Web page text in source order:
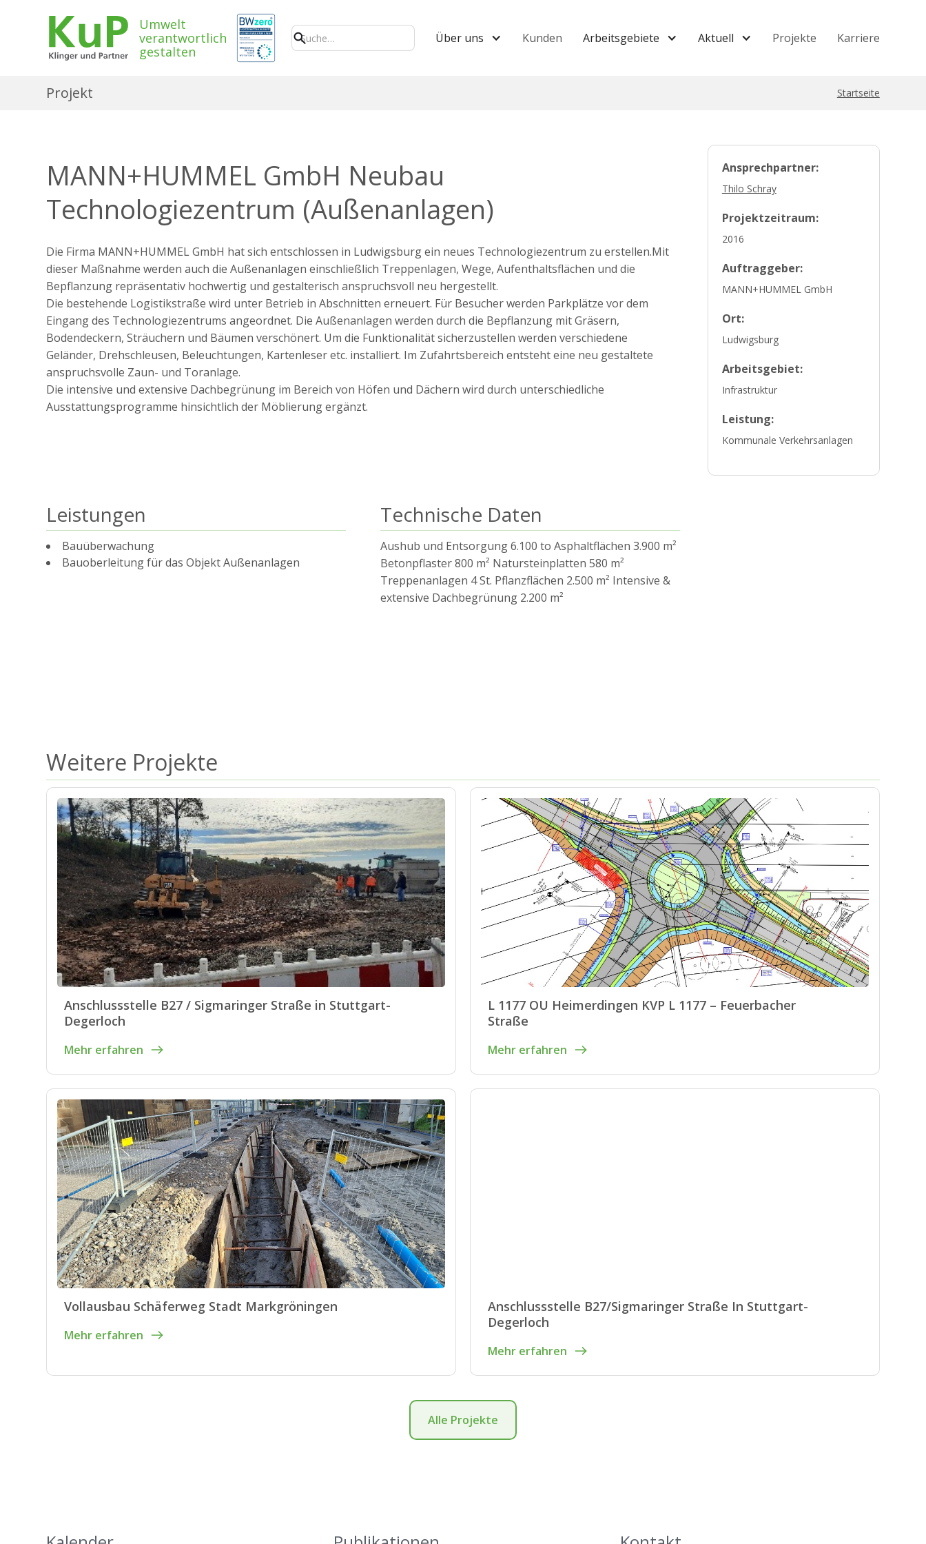
Umwelt
verantwortlich
gestalten
Über uns Kunden Arbeitsgebiete Aktuell Projekte Karriere
Projekt Startseite
MANN+HUMMEL GmbH Neubau
Technologiezentrum (Außenanlagen)
Die Firma MANN+HUMMEL GmbH hat sich entschlossen in Ludwigsburg ein neues Technologiezentrum zu erstellen.Mit
dieser Maßnahme werden auch die Außenanlagen einschließlich Treppenlagen, Wege, Aufenthaltsflächen und die
Bepflanzung repräsentativ hochwertig und gestalterisch anspruchsvoll neu hergestellt.
Die bestehende Logistikstraße wird unter Betrieb in Abschnitten erneuert. Für Besucher werden Parkplätze vor dem
Eingang des Technologiezentrums angeordnet. Die Außenanlagen werden durch die Bepflanzung mit Gräsern,
Bodendeckern, Sträuchern und Bäumen verschönert. Um die Funktionalität sicherzustellen werden verschiedene
Geländer, Drehschleusen, Beleuchtungen, Kartenleser etc. installiert. Im Zufahrtsbereich entsteht eine neu gestaltete
anspruchsvolle Zaun- und Toranlage.
Die intensive und extensive Dachbegrünung im Bereich von Höfen und Dächern wird durch unterschiedliche
Ausstattungsprogramme hinsichtlich der Möblierung ergänzt.
Leistungen
Bauüberwachung
Bauoberleitung für das Objekt Außenanlagen
Technische Daten
Aushub und Entsorgung 6.100 to Asphaltflächen 3.900 m²
Betonpflaster 800 m² Natursteinplatten 580 m²
Treppenanlagen 4 St. Pflanzflächen 2.500 m² Intensive &
extensive Dachbegrünung 2.200 m²
Ansprechpartner:
Thilo Schray
Projektzeitraum:
2016
Auftraggeber:
MANN+HUMMEL GmbH
Ort:
Ludwigsburg
Arbeitsgebiet:
Infrastruktur
Leistung:
Kommunale Verkehrsanlagen
Weitere Projekte
Anschlussstelle B27 / Sigmaringer Straße in Stuttgart-
Degerloch
Mehr erfahren
L 1177 OU Heimerdingen KVP L 1177 – Feuerbacher
Straße
Mehr erfahren
Vollausbau Schäferweg Stadt Markgröningen
Mehr erfahren
Anschlussstelle B27/Sigmaringer Straße In Stuttgart-
Degerloch
Mehr erfahren
Alle Projekte